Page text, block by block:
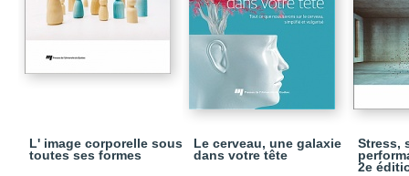
L' image corporelle sous
toutes ses formes
Le cerveau, une galaxie
dans votre tête
Stress,
2e